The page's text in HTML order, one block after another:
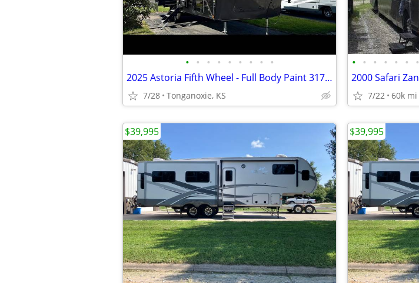
• • • • • • • • •
2025 Astoria Fifth Wheel - Full Body Paint 3173rlp
7/28 Tonganoxie, KS
• • • • • • •
7/22 60k mi
$39,995 $39,995